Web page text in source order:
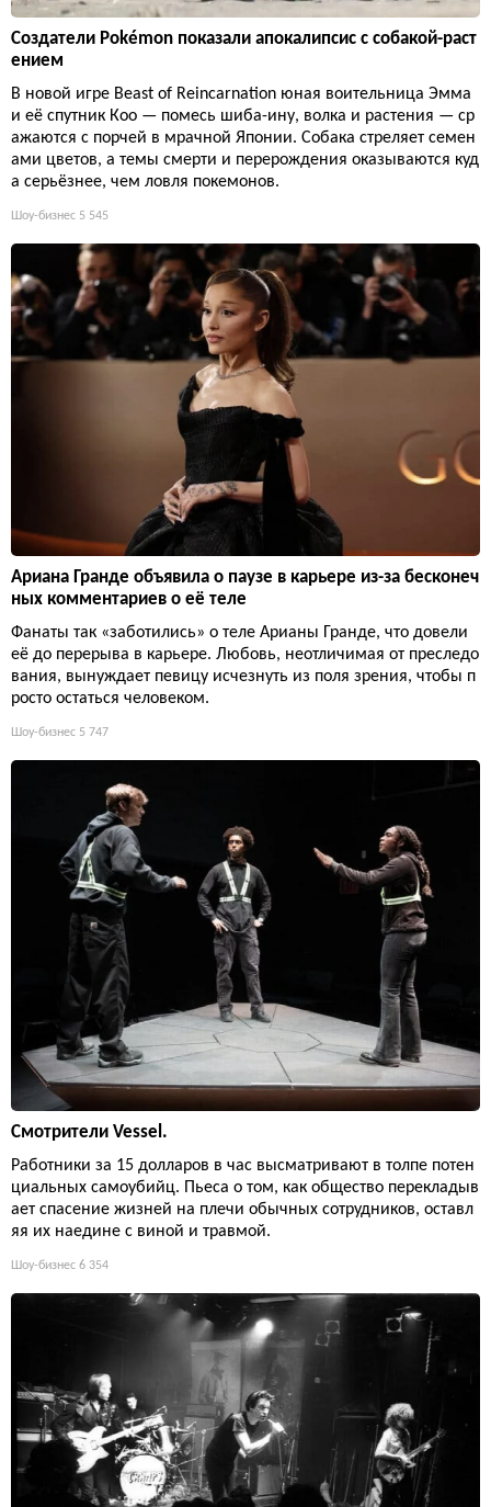
Создатели Pokémon показали апокалипсис с собакой-раст
ением
В новой игре Beast of Reincarnation юная воительница Эмма
и её спутник Кoo — помесь шиба-ину, волка и растения — ср
ажаются с порчей в мрачной Японии. Собака стреляет семен
ами цветов, а темы смерти и перерождения оказываются куд
а серьёзнее, чем ловля покемонов.
Шоу-бизнес 5 545
Ариана Гранде объявила о паузе в карьере из-за бесконеч
ных комментариев о её теле
Фанаты так «заботились» о теле Арианы Гранде, что довели
её до перерыва в карьере. Любовь, неотличимая от преследо
вания, вынуждает певицу исчезнуть из поля зрения, чтобы п
росто остаться человеком.
Шоу-бизнес 5 747
Смотрители Vessel.
Работники за 15 долларов в час высматривают в толпе потен
циальных самоубийц. Пьеса о том, как общество перекладыв
ает спасение жизней на плечи обычных сотрудников, оставл
яя их наедине с виной и травмой.
Шоу-бизнес 6 354